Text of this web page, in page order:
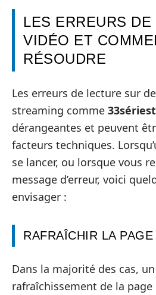
LES ERREURS DE
VIDÉO ET
RÉSOUDRE
Les erreurs de lecture sur
streaming comme
dérangeantes et peuvent
facteurs techniques.
se lancer, ou lorsque vous
message d’erreur, voici
envisager :
RAFRAÎCHIR LA PAGE
Dans la majorité des cas,
rafraîchissement de la